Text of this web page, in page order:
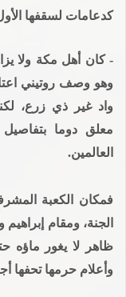
كدعامات لسقفها
- كان أهل مكة ولا
وهو وصف روتيني
واد غير ذي زرع،
معلق دوما
العالمين.
فمكان الكعبة
الجنة، ومقام
ظاهر لا يغور ماؤه
وأعلام حرمها تحفها أجنحة 70 ألفا من